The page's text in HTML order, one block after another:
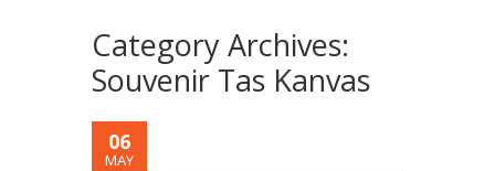
Category Archives:
Souvenir Tas Kanvas
06
MAY